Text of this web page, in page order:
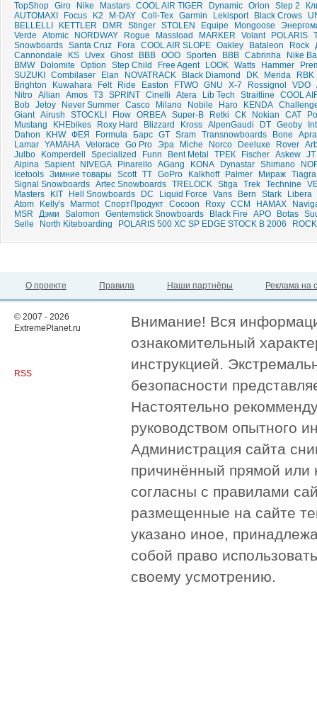
TopShop Giro Nike Mastars COOL AIR TIGER Dynamic Orion Step 2
AUTOMAXI
Focus K2 M-DAY Coll-Tex Garmin Lekisport Black Crows
BELLELLI
KETTLER DMR Stinger STOLEN Equipe Mongoose
Verde
Atomic NORDWAY Rogue Massload MARKER Volant POLARIS
Snowboards Santa Cruz Fora COOL AIR SLOPE Oakley Bataleon Rock
Cannondale
KS Uvex Ghost BBB ООО Sporten ВВВ Cabrinha
Nike
BMW
Dolomite Option Step Child Free Agent LOOK Watts Hammer
SUZUKI
Combilaser Elan NOVATRACK Black Diamond DK Merida
RBK
Brighton
Kuwahara Felt Ride Easton FTWO GNU X-7 Rossignol VDO
Nitro Allian Amos T3 SPRINT Cinelli Atera Lib Tech Straitline
COOL
Bob Jetoy Never Summer Casco Milano Nobile Haro KENDA
Giant Airush STOCKLI Flow ORBEA Super-B Retki СК Nokian CAT
Mustang
KHEbikes Roxy Hard Blizzard Kross AlpenGaudi DT Geoby
Dahon
KHW ФЕЯ Formula Барс GT Sram Transnowboards Bone
Lamar YAMAHA Velorace Go Pro Эра Miche Norco Deeluxe Rover
Julbo
Komperdell Specialized Funn Bent Metal ТРЕК Fischer Askew JT
Alpina Sapient NIVEGA Pinarello AGang KONA Dynastar Shimano
Icetools Зимние товары Scott ТТ GoPro Kalkhoff Palmer Мираж Tiagra
Signal Snowboards Artec Snowboards TRELOCK Stiga Trek Technine
Masters
KIT Hell Snowboards DC Liquid Force Vans Bern Stark
Libera
Atom
Kelly's Marmot СпортПродукт Cocoon Roxy CCM HAMAX
MSR
Дэми Salomon Gentemstick Snowboards Black Fire APO Botas
Selle
North Kiteboarding POLARIS 500 XC SP EDGE STOCK B 2006
О проекте Правила Наши партнёры Реклама на
© 2007 - 2026
ExtremePlanet.ru
RSS
Внимание! Вся
ознакомительный
инструкцией.
безопасности
Настоятельно
руководством опытного
Администрация сайта
причинённый прямой или
согласны с правилами
размещенные на сайте
указано иное,
собой право
своему усмотрению.